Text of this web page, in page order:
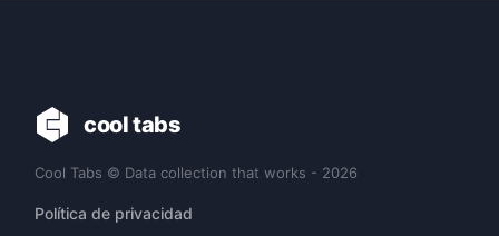
cool tabs
Cool Tabs © Data collection that works - 2026
Política de privacidad